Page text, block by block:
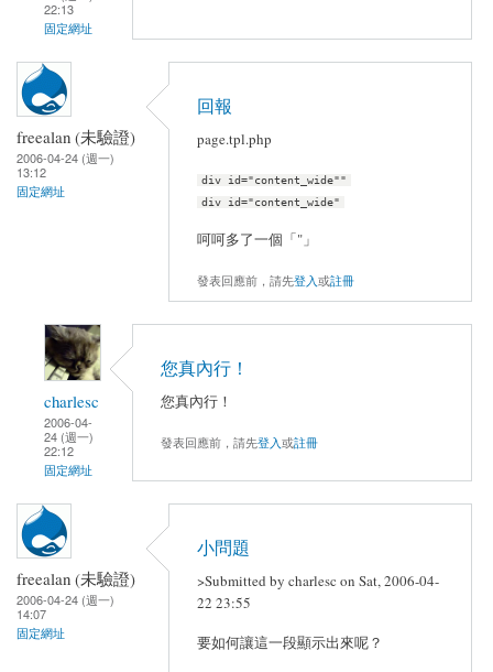
22:13
固定網址
freealan (未驗證)
2006-04-24 (週一)
13:12
固定網址
回報
page.tpl.php
div id="content_wide""
div id="content_wide"
呵呵多了一個「"」
發表回應前，請先登入或註冊
charlesc
2006-04-
24 (週一)
22:12
固定網址
您真內行！
您真內行！
發表回應前，請先登入或註冊
freealan (未驗證)
2006-04-24 (週一)
14:07
固定網址
小問題
>Submitted by charlesc on Sat, 2006-04-
22 23:55
要如何讓這一段顯示出來呢？